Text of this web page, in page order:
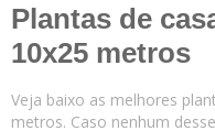
Plantas de
10x25 metros
Veja baixo as melhores
metros. Caso nenhum